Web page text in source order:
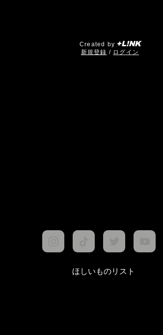
Created by +L!NK
​新規登録 / ログイン
ほしいものリスト